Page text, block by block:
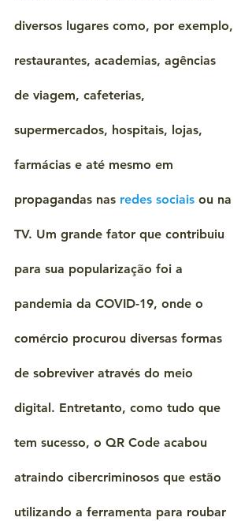
diversos lugares como, por exemplo,
restaurantes, academias, agências
de viagem, cafeterias,
supermercados, hospitais, lojas,
farmácias e até mesmo em
propagandas nas redes sociais ou na
TV. Um grande fator que contribuiu
para sua popularização foi a
pandemia da COVID-19, onde o
comércio procurou diversas formas
de sobreviver através do meio
digital. Entretanto, como tudo que
tem sucesso, o QR Code acabou
atraindo cibercriminosos que estão
utilizando a ferramenta para roubar